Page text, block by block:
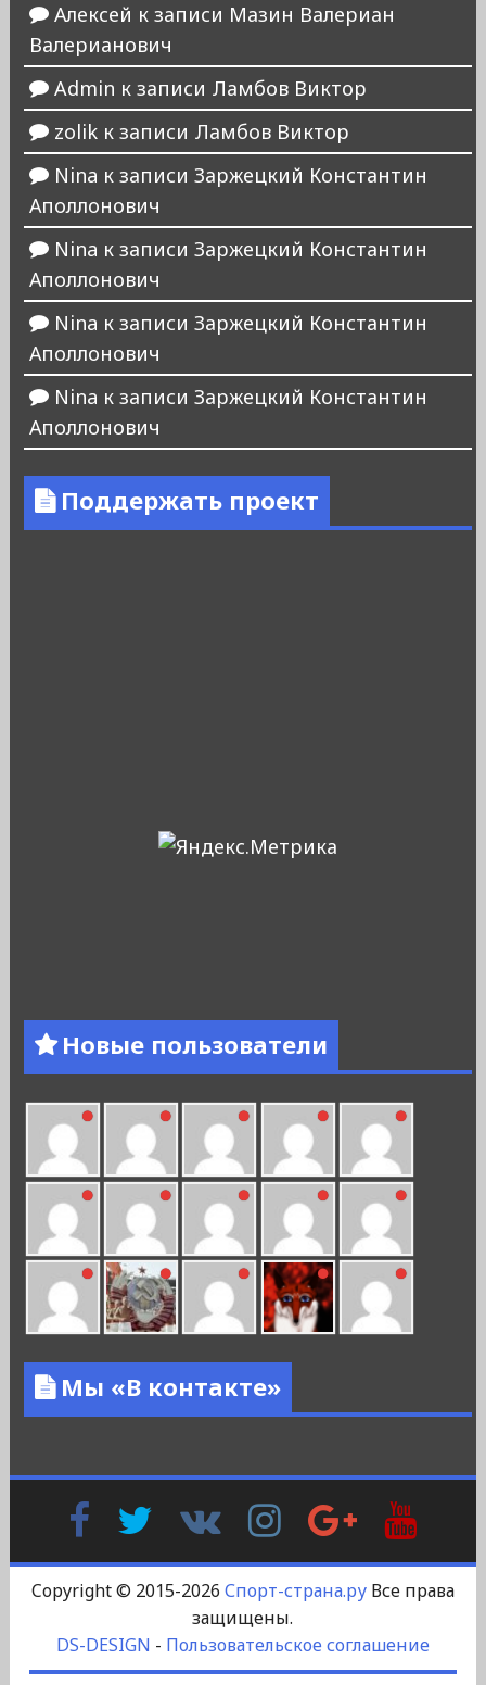
Алексей к записи Мазин Валериан
Валерианович
Admin к записи Ламбов Виктор
zolikк записи Ламбов Виктор
Nina к записи Заржецкий Константин
Аполлонович
Nina к записи Заржецкий Константин
Аполлонович
Nina к записи Заржецкий Константин
Аполлонович
Nina к записи Заржецкий Константин
Аполлонович
Поддержать проект
Новые пользователи
Мы «В контакте»
FacebookTwitter
Контакте
InstagramGoogle
Plus
Copyright © 2015-2026 Спорт-страна.руВсе права
защищены.
DS-DESIGN - Пользовательское соглашение